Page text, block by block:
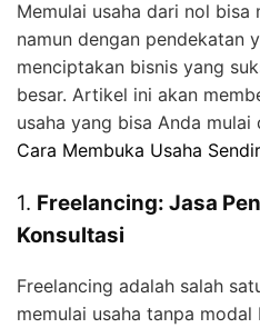
Memulai usaha dari nol bisa
namun dengan pendekatan
menciptakan bisnis yang
besar. Artikel ini akan
usaha yang bisa Anda
Cara Membuka Usaha
1. Freelancing: Jasa
Konsultasi
Freelancing adalah salah
memulai usaha tanpa modal